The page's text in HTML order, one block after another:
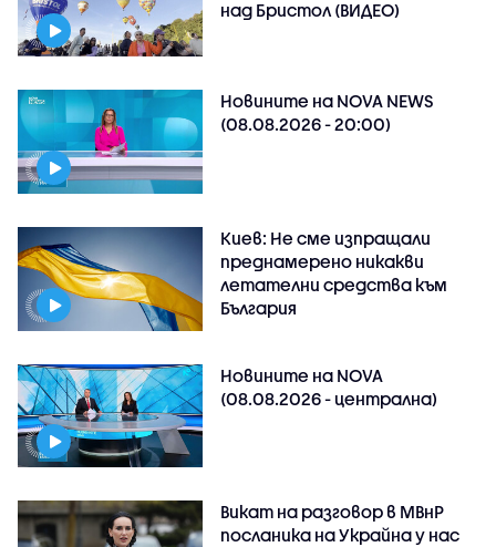
над Бристол (ВИДЕО)
Новините на NOVA NEWS
(08.08.2026 - 20:00)
Киев: Не сме изпращали
преднамерено никакви
летателни средства към
България
Новините на NOVA
(08.08.2026 - централна)
Викат на разговор в МВнР
посланика на Украйна у нас